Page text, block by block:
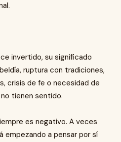
invertido, su significado
ruptura con tradiciones,
crisis de fe o necesidad de
tienen sentido.
es negativo. A veces
empezando a pensar por sí